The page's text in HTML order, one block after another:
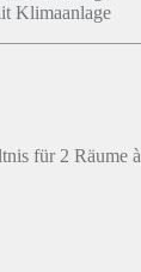
für 2 Räume